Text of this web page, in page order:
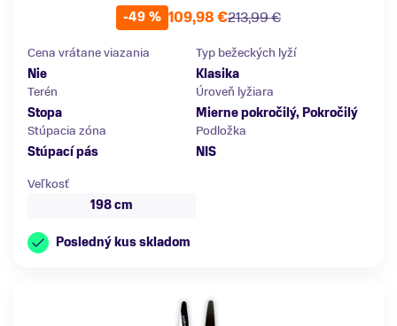
-49 %
213,99 €
109,98 €
Cena vrátane viazania
Nie
Typ bežeckých lyží
Klasika
Terén
Stopa
Úroveň lyžiara
Mierne pokročilý, Pokročilý
Stúpacia zóna
Stúpací pás
Podložka
NIS
Veľkosť
198 cm
Posledný kus skladom